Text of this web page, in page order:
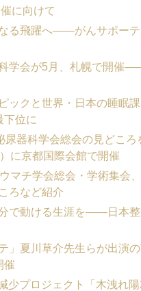
に向けて
る飛躍へ――がんサポー
学会が5月、札幌で開催
ックと世界・日本の睡
下位に
尿器科学会総会の見どこ
に京都国際会館で開催
マチ学会総会・学術集
ろなど紹介
で動ける生涯を――日本
テ」夏川草介先生らが出
催
少プロジェクト「木洩れ